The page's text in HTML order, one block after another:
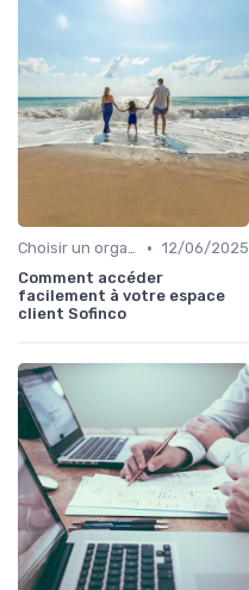
Choisir un organisme de rachat • 12/06/2025
Comment accéder
facilement à votre espace
client Sofinco